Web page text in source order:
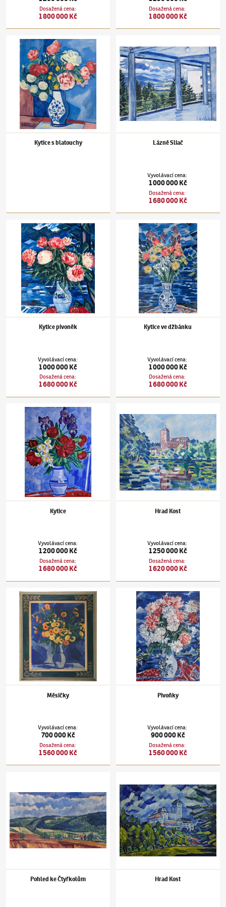
Dosažená cena:
1 800 000 Kč
Dosažená cena:
1 800 000 Kč
Václav Špála(1885–1946)Kytice s blatouchy
Kytice s blatouchy Lázně Sliač
Vyvolávací cena:
1 000 000 Kč
Dosažená cena:
1 680 000 Kč
Václav Špála(1885–1946)Kytice pivoněk
Kytice pivoněk
Vyvolávací cena:
1 000 000 Kč
Dosažená cena:
1 680 000 Kč
Václav Špála(1885–1946)Kytice ve
Kytice ve džbánku
Vyvolávací cena:
1 000 000 Kč
Dosažená cena:
1 680 000 Kč
Václav Špála(1885–1946)Kytice
Kytice
Vyvolávací cena:
1 200 000 Kč
Dosažená cena:
1 680 000 Kč
Hrad Kost
Vyvolávací cena:
1 250 000 Kč
Dosažená cena:
1 620 000 Kč
Václav Špála(1885–1946)Měsíčky
Měsíčky
Vyvolávací cena:
700 000 Kč
Dosažená cena:
1 560 000 Kč
Václav Špála(1885–1946)Pivoňky
Pivoňky
Vyvolávací cena:
900 000 Kč
Dosažená cena:
1 560 000 Kč
Pohled ke Čtyřkolům Hrad Kost